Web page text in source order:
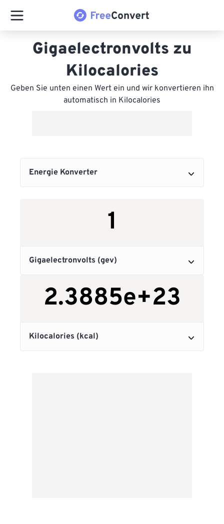
Gigaelectronvolts zu
Kilocalories
Geben Sie unten einen Wert ein und wir konvertieren ihn
automatisch in Kilocalories